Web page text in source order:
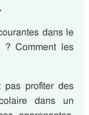
dans le
? Comment les
profiter des
dans un